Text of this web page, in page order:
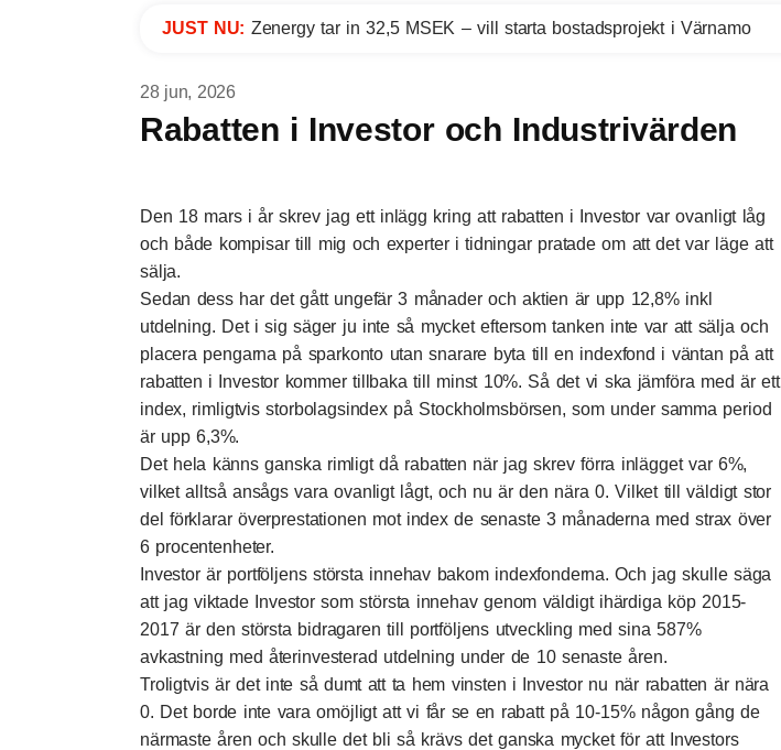
JUST NU: Zenergy tar in 32,5 MSEK – vill starta bostadsprojekt i Värnamo
28 jun, 2026
Rabatten i Investor och Industrivärden
Den 18 mars i år skrev jag ett inlägg kring att rabatten i Investor var ovanligt låg
och både kompisar till mig och experter i tidningar pratade om att det var läge att
sälja.
Sedan dess har det gått ungefär 3 månader och aktien är upp 12,8% inkl
utdelning. Det i sig säger ju inte så mycket eftersom tanken inte var att sälja och
placera pengarna på sparkonto utan snarare byta till en indexfond i väntan på att
rabatten i Investor kommer tillbaka till minst 10%. Så det vi ska jämföra med är ett
index, rimligtvis storbolagsindex på Stockholmsbörsen, som under samma period
är upp 6,3%.
Det hela känns ganska rimligt då rabatten när jag skrev förra inlägget var 6%,
vilket alltså ansågs vara ovanligt lågt, och nu är den nära 0. Vilket till väldigt stor
del förklarar överprestationen mot index de senaste 3 månaderna med strax över
6 procentenheter.
Investor är portföljens största innehav bakom indexfonderna. Och jag skulle säga
att jag viktade Investor som största innehav genom väldigt ihärdiga köp 2015-
2017 är den största bidragaren till portföljens utveckling med sina 587%
avkastning med återinvesterad utdelning under de 10 senaste åren.
Troligtvis är det inte så dumt att ta hem vinsten i Investor nu när rabatten är nära
0. Det borde inte vara omöjligt att vi får se en rabatt på 10-15% någon gång de
närmaste åren och skulle det bli så krävs det ganska mycket för att Investors